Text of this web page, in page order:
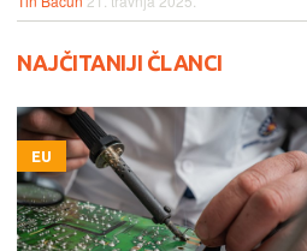
NAJČITANIJI ČLANCI
EU